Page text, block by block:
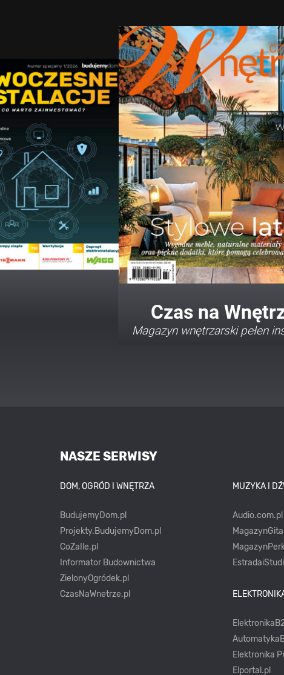
Twój Dom Twój
Porady i inspiracje w
NASZE SERWISY
DOM, OGRÓD I WNĘTRZA
BudujemyDom.pl
Projekty.BudujemyDom.pl
CoZaIle.pl
Informator Budownictwa
ZielonyOgródek.pl
CzasNaWnetrze.pl
MUZYKA I
Audio.com.pl
Elektronika
Elportal.pl